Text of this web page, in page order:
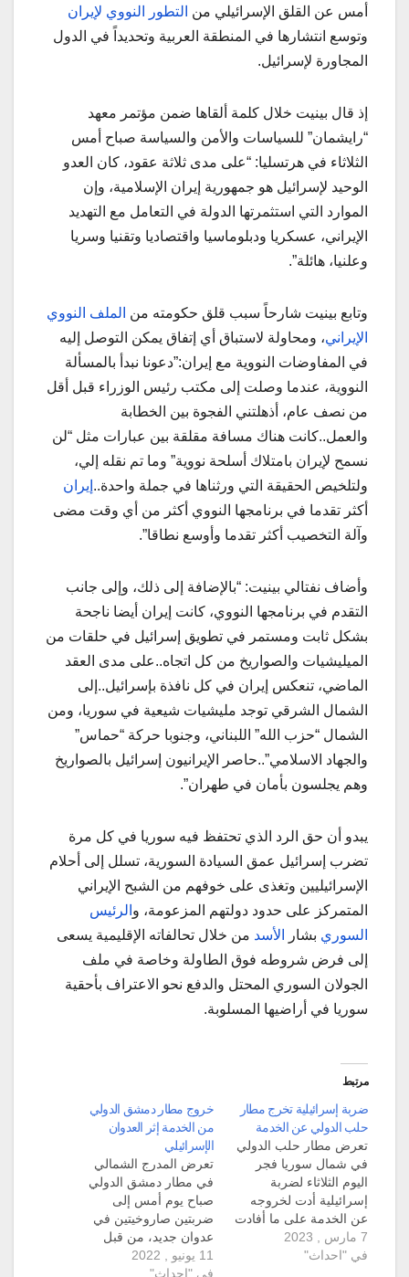
أمس عن القلق الإسرائيلي من التطور النووي لإيران
وتوسع انتشارها في المنطقة العربية وتحديداً في الدول
المجاورة لإسرائيل.
إذ قال بينيت خلال كلمة ألقاها ضمن مؤتمر معهد
“رايشمان” للسياسات والأمن والسياسة صباح أمس
الثلاثاء في هرتسليا: “على مدى ثلاثة عقود، كان العدو
الوحيد لإسرائيل هو جمهورية إيران الإسلامية، وإن
الموارد التي استثمرتها الدولة في التعامل مع التهديد
الإيراني، عسكريا ودبلوماسيا واقتصاديا وتقنيا وسريا
وعلنيا، هائلة”.
وتابع بينيت شارحاً سبب قلق حكومته من الملف النووي
الإيراني، ومحاولة لاستباق أي إتفاق يمكن التوصل إليه
في المفاوضات النووية مع إيران:”دعونا نبدأ بالمسألة
النووية، عندما وصلت إلى مكتب رئيس الوزراء قبل أقل
من نصف عام، أذهلتني الفجوة بين الخطابة
والعمل..كانت هناك مسافة مقلقة بين عبارات مثل “لن
نسمح لإيران بامتلاك أسلحة نووية” وما تم نقله إلي،
ولتلخيص الحقيقة التي ورثناها في جملة واحدة.. إيران
أكثر تقدما في برنامجها النووي أكثر من أي وقت مضى
وآلة التخصيب أكثر تقدما وأوسع نطاقا”.
وأضاف نفتالي بينيت: “بالإضافة إلى ذلك، وإلى جانب
التقدم في برنامجها النووي، كانت إيران أيضا ناجحة
بشكل ثابت ومستمر في تطويق إسرائيل في حلقات من
الميليشيات والصواريخ من كل اتجاه..على مدى العقد
الماضي، تنعكس إيران في كل نافذة بإسرائيل..إلى
الشمال الشرقي توجد مليشيات شيعية في سوريا، ومن
الشمال “حزب الله” اللبناني، وجنوبا حركة “حماس”
والجهاد الاسلامي”..حاصر الإيرانيون إسرائيل بالصواريخ
وهم يجلسون بأمان في طهران”.
يبدو أن حق الرد الذي تحتفظ فيه سوريا في كل مرة
تضرب إسرائيل عمق السيادة السورية، تسلل إلى أحلام
الإسرائيليين وتغذى على خوفهم من الشبح الإيراني
المتمركز على حدود دولتهم المزعومة، و الرئيس
السوري بشار الأسد من خلال تحالفاته الإقليمية يسعى
إلى فرض شروطه فوق الطاولة وخاصة في ملف
الجولان السوري المحتل والدفع نحو الاعتراف بأحقية
سوريا في أراضيها المسلوبة.
مرتبط
ضربة إسرائيلية تخرج مطار
حلب الدولي عن الخدمة
تعرض مطار حلب الدولي
في شمال سوريا فجر
اليوم الثلاثاء لضربة
إسرائيلية أدت لخروجه
عن الخدمة على ما أفادت
وزارة الدفاع السورية في
بيان. ونقلت وكالة الأنباء
7 مارس , 2023
في "احداث"
خروج مطار دمشق الدولي
من الخدمة إثر العدوان
الإسرائيلي
تعرض المدرج الشمالي
في مطار دمشق الدولي
صباح يوم أمس إلى
ضربتين صاروخيتين في
عدوان جديد، من قبل
طيران الكيان الإسرائيلي.
وبيّنت وكالة الأنباء
11 يونيو , 2022
في "احداث"